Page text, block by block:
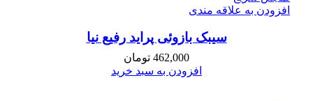
افزودن به علاقه مندی
سیبک بازوئی پراید رفیع نیا
462,000 تومان
افزودن به سبد خرید